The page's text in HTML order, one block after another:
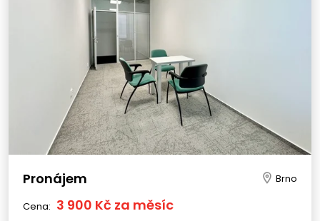
Pronájem Brno
Cena: 3 900 Kč za měsíc